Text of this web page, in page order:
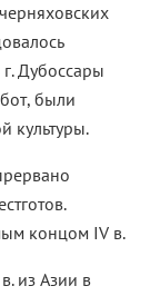
Дубоссары
были
культуры.
концом IV в.
из Азии в